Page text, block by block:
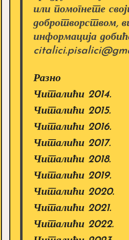
или помогнете
добротворством,
информација
Разно
Читалићи 2014.
Читалићи 2015.
Читалићи 2016.
Читалићи 2017.
Читалићи 2018.
Читалићи 2019.
Читалићи 2020.
Читалићи 2021.
Читалићи 2022.